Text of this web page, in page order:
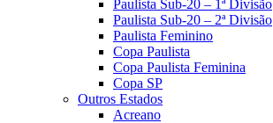
Paulista Sub-20 – 1ª Divisão
Paulista Sub-20 – 2ª Divisão
Paulista Feminino
Copa Paulista
Copa Paulista Feminina
Copa SP
Outros Estados
Acreano